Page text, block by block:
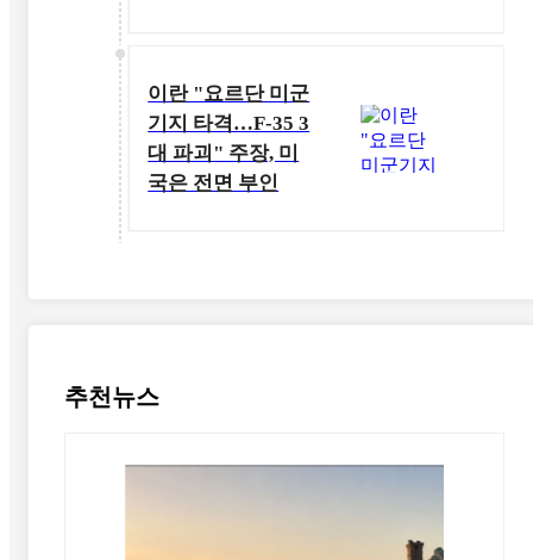
이란 "요르단 미군
기지 타격…F-35 3
대 파괴" 주장, 미
국은 전면 부인
추천뉴스